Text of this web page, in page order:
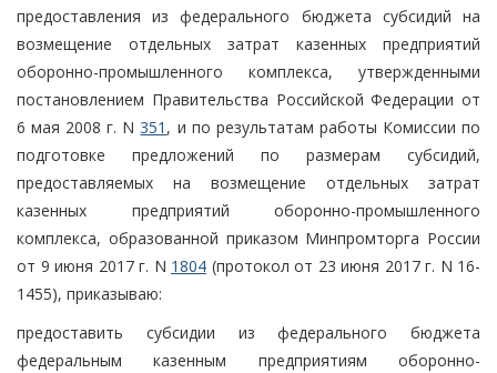
предоставления из федерального бюджета субсидий на
возмещение отдельных затрат казенных предприятий
оборонно-промышленного комплекса, утвержденными
постановлением Правительства Российской Федерации от
6 мая 2008 г. N351 , и по результатам работы Комиссии по
подготовке предложений по размерам субсидий,
предоставляемых на возмещение отдельных затрат
казенных предприятий оборонно-промышленного
комплекса, образованной приказом Минпромторга России
от 9 июня 2017 г. N 1804 (протокол от 23 июня 2017 г. N 16-
1455), приказываю:
предоставить субсидии из федерального бюджета
федеральным казенным предприятиям оборонно-